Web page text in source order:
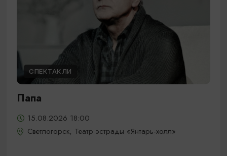
СПЕКТАКЛИ
Папа
15.08.2026 18:00
Светлогорск, Театр эстрады «Янтарь-холл»